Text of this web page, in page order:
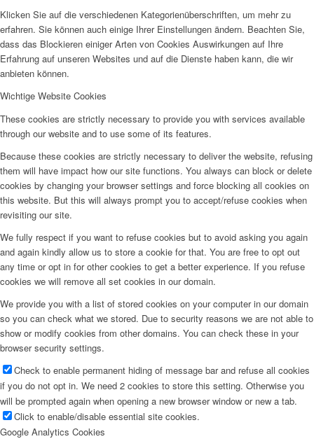
Klicken Sie auf die verschiedenen Kategorienüberschriften, um mehr zu
erfahren. Sie können auch einige Ihrer Einstellungen ändern. Beachten Sie,
dass das Blockieren einiger Arten von Cookies Auswirkungen auf Ihre
Erfahrung auf unseren Websites und auf die Dienste haben kann, die wir
anbieten können.
Wichtige Website Cookies
These cookies are strictly necessary to provide you with services available
through our website and to use some of its features.
Because these cookies are strictly necessary to deliver the website, refusing
them will have impact how our site functions. You always can block or delete
cookies by changing your browser settings and force blocking all cookies on
this website. But this will always prompt you to accept/refuse cookies when
revisiting our site.
We fully respect if you want to refuse cookies but to avoid asking you again
and again kindly allow us to store a cookie for that. You are free to opt out
any time or opt in for other cookies to get a better experience. If you refuse
cookies we will remove all set cookies in our domain.
We provide you with a list of stored cookies on your computer in our domain
so you can check what we stored. Due to security reasons we are not able to
show or modify cookies from other domains. You can check these in your
browser security settings.
Check to enable permanent hiding of message bar and refuse all cookies
if you do not opt in. We need 2 cookies to store this setting. Otherwise you
will be prompted again when opening a new browser window or new a tab.
Click to enable/disable essential site cookies.
Google Analytics Cookies